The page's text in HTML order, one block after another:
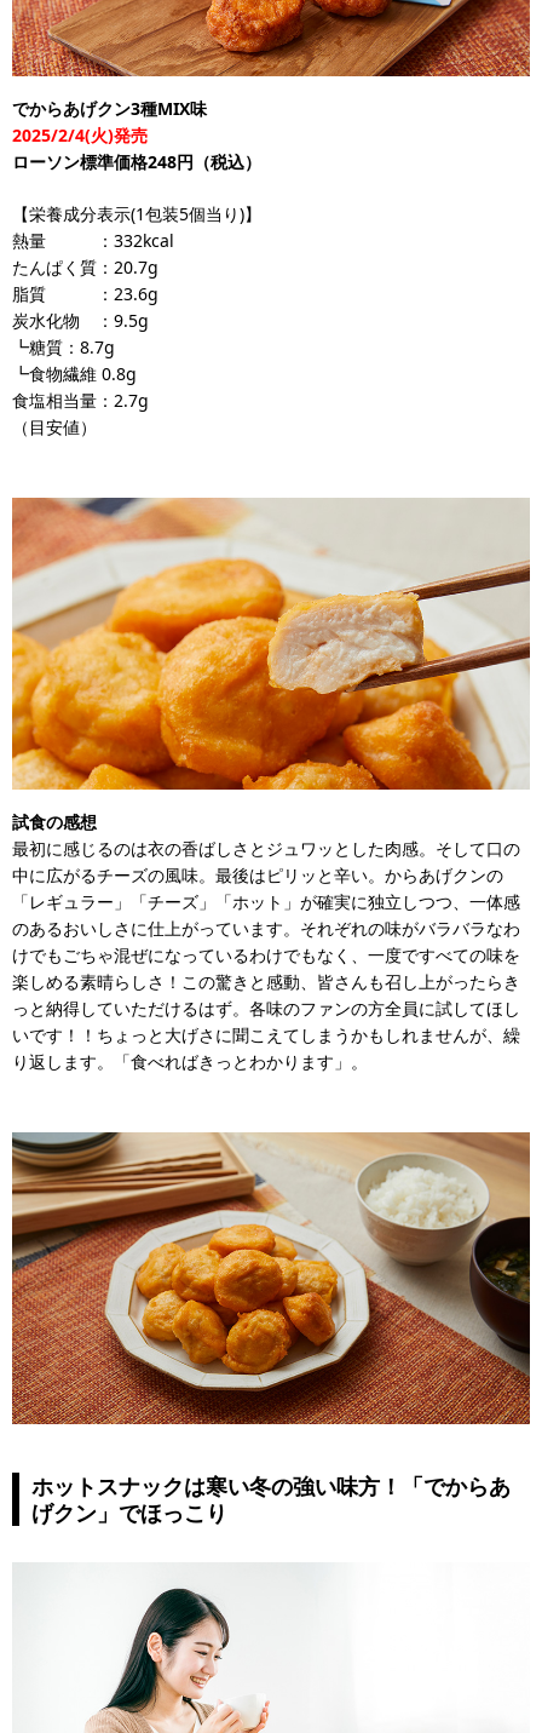
でからあげクン3種MIX味
2025/2/4(火)発売
ローソン標準価格248円（税込）
【栄養成分表示(1包装5個当り)】
熱量 ：332kcal
たんぱく質：20.7g
脂質 ：23.6g
炭水化物 ：9.5g
┗糖質：8.7g
┗食物繊維 0.8g
食塩相当量：2.7g
（目安値）
試食の感想
最初に感じるのは衣の香ばしさとジュワッとした肉感。そして口の
中に広がるチーズの風味。最後はピリッと辛い。からあげクンの
「レギュラー」「チーズ」「ホット」が確実に独立しつつ、一体感
のあるおいしさに仕上がっています。それぞれの味がバラバラなわ
けでもごちゃ混ぜになっているわけでもなく、一度ですべての味を
楽しめる素晴らしさ！この驚きと感動、皆さんも召し上がったらき
っと納得していただけるはず。各味のファンの方全員に試してほし
いです！！ちょっと大げさに聞こえてしまうかもしれませんが、繰
り返します。「食べればきっとわかります」。
ホットスナックは寒い冬の強い味方！「でからあ
げクン」でほっこり